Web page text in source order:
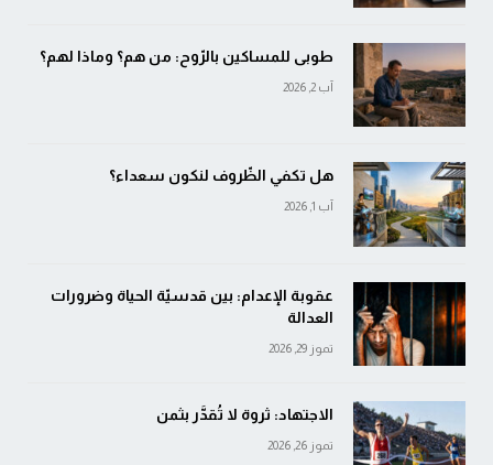
طوبى للمساكين بالرّوح: من هم؟ وماذا لهم؟
آب 2, 2026
هل تكفي الظّروف لنكون سعداء؟
آب 1, 2026
عقوبة الإعدام: بين قدسيّة الحياة وضرورات
العدالة
تموز 29, 2026
الاجتهاد: ثروة لا تُقدَّر بثمن
تموز 26, 2026